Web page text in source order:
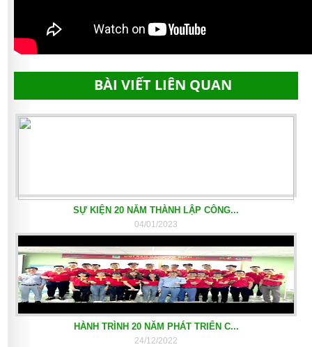
BÀI VIẾT LIÊN QUAN
SỰ KIỆN 20 NĂM THÀNH LẬP CÔNG...
04/01/2023
HÀNH TRÌNH 20 NĂM PHÁT TRIỂN C...
24/12/2022